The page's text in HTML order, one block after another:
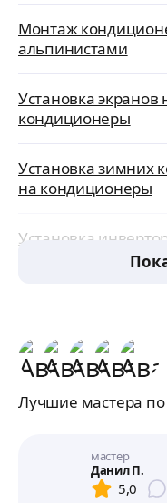
Монтаж
альпинистами
Установка экранов
кондиционеры
Установка зимних
на кондиционеры
Установка
кондиционера
Лучшие мастера
мастер
Данил П.
5,0